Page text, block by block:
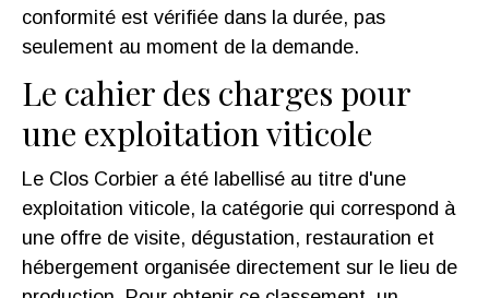
conformité est vérifiée dans la durée, pas
seulement au moment de la demande.
Le cahier des charges pour
une exploitation viticole
Le Clos Corbier a été labellisé au titre d'une
exploitation viticole, la catégorie qui correspond à
une offre de visite, dégustation, restauration et
hébergement organisée directement sur le lieu de